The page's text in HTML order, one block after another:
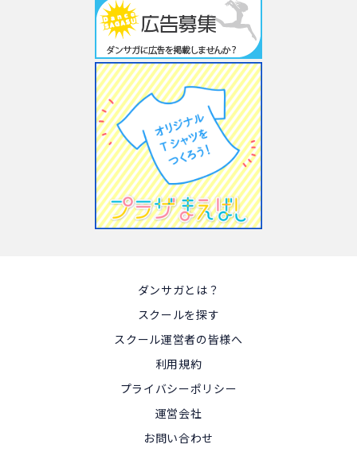
ダンサガとは？
スクールを探す
スクール運営者の皆様へ
利用規約
プライバシーポリシー
運営会社
お問い合わせ